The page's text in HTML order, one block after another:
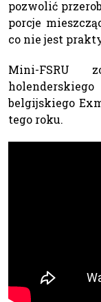
pozwolić
porcje
co nie jest
Mini-FSRU
belgijskiego
tego roku.